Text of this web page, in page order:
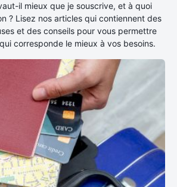
il mieux que je souscrive, et à quoi
? Lisez nos articles qui contiennent des
et des conseils pour vous permettre
corresponde le mieux à vos besoins.